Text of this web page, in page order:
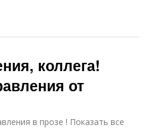
коллега!
от
в прозе ! Показать все